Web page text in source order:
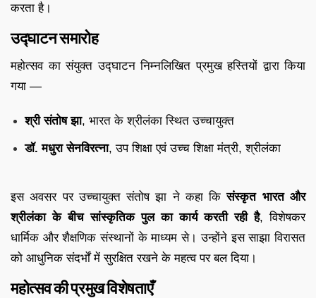
करता है।
उद्घाटन समारोह
महोत्सव का संयुक्त उद्घाटन निम्नलिखित प्रमुख हस्तियों द्वारा किया
गया —
श्री संतोष झा, भारत के श्रीलंका स्थित उच्चायुक्त
डॉ. मधुरा सेनविरत्ना, उप शिक्षा एवं उच्च शिक्षा मंत्री, श्रीलंका
इस अवसर पर उच्चायुक्त संतोष झा ने कहा किसंस्कृत भारत और
श्रीलंका के बीच सांस्कृतिक पुल का कार्य करती रही है, विशेषकर
धार्मिक और शैक्षणिक संस्थानों के माध्यम से। उन्होंने इस साझा विरासत
को आधुनिक संदर्भों में सुरक्षित रखने के महत्व पर बल दिया।
महोत्सव की प्रमुख विशेषताएँ